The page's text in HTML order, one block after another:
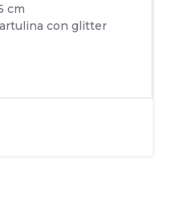
cm
con glitter